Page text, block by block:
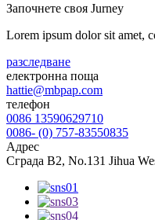
Започнете своя Jurney
Lorem ipsum dolor sit amet,
разследване
електронна поща
hattie@mbpap.com
телефон
0086 13590629710
0086- (0) 757-83550835
Адрес
Сграда B2, No.131 Jihua